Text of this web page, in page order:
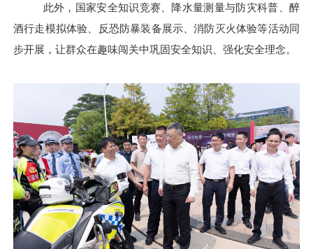
此外，国家安全知识竞赛、降水量测量与防灾科普、醉
酒行走模拟体验、反恐防暴装备展示、消防灭火体验等活动同
步开展，让群众在趣味闯关中巩固安全知识、强化安全理念。